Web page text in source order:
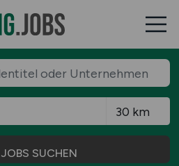
JOBS SUCHEN